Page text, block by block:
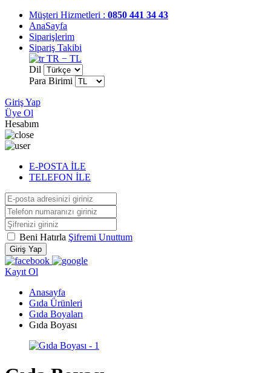
Müşteri Hizmetleri : 0850 441 34 43
AnaSayfa
Siparişlerim
Sipariş Takibi
TR − TL
Dil
Para Birimi
Giriş Yap
Üye Ol
Hesabım
E-POSTA İLE
TELEFON İLE
Beni Hatırla Şifremi Unuttum
Giriş Yap
Kayıt Ol
Anasayfa
Gıda Ürünleri
Gıda Boyaları
Gıda Boyası